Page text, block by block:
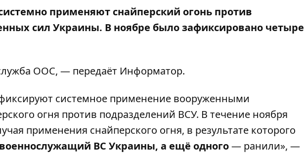
применяют снайперский огонь против
сил Украины. В ноябре было зафиксировано четыре
ООС, — передаёт Информатор.
системное применение вооруженными
огня против подразделений ВСУ. В течение ноября
применения снайперского огня, в результате которого
ВС Украины, а ещё одного— ранили», —